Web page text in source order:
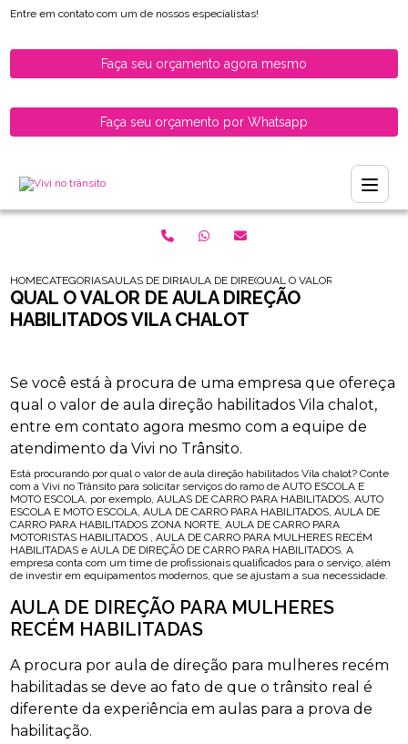
Entre em contato com um de nossos especialistas!
Faça seu orçamento agora mesmo
Faça seu orçamento por Whatsapp
HOMECATEGORIASAULAS DE DIRECAO PARA HABILITADOS
AULA DE DIRECAO PARA HABILITADOS
QUAL O VALOR DE AULA
QUAL O VALOR DE AULA DIREÇÃO
HABILITADOS VILA CHALOT
Se você está à procura de uma empresa que ofereça
qual o valor de aula direção habilitados Vila chalot,
entre em contato agora mesmo com a equipe de
atendimento da Vivi no Trânsito.
Está procurando por qual o valor de aula direção habilitados Vila chalot? Conte
com a Vivi no Trânsito para solicitar serviços do ramo de AUTO ESCOLA E
MOTO ESCOLA, por exemplo, AULAS DE CARRO PARA HABILITADOS, AUTO
ESCOLA E MOTO ESCOLA, AULA DE CARRO PARA HABILITADOS, AULA DE
CARRO PARA HABILITADOS ZONA NORTE, AULA DE CARRO PARA
MOTORISTAS HABILITADOS , AULA DE CARRO PARA MULHERES RECÉM
HABILITADAS e AULA DE DIREÇÃO DE CARRO PARA HABILITADOS. A
empresa conta com um time de profissionais qualificados para o serviço, além
de investir em equipamentos modernos, que se ajustam a sua necessidade.
AULA DE DIREÇÃO PARA MULHERES
RECÉM HABILITADAS
A procura por aula de direção para mulheres recém
habilitadas se deve ao fato de que o trânsito real é
diferente da experiência em aulas para a prova de
habilitação.